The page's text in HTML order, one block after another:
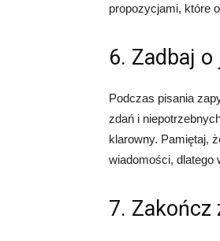
propozycjami, które
6. Zadbaj
Podczas pisania
zdań i
klarowny. Pamiętaj,
wiadomości, dlatego
7. Zakończ